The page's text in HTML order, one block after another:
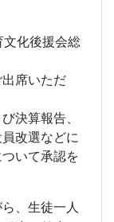
文化後援会総
席いただ
決算報告、
改選などに
いて承認を
、生徒一人